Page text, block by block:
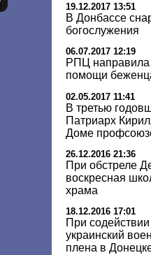
19.12.2017 13:51
В Донбассе
богослужения
06.07.2017 12:19
РПЦ направила
помощи
02.05.2017 11:41
В третью
Патриарх
Доме
26.12.2016 21:36
При обстреле
воскресная
храма
18.12.2016 17:01
При
украинский
плена в